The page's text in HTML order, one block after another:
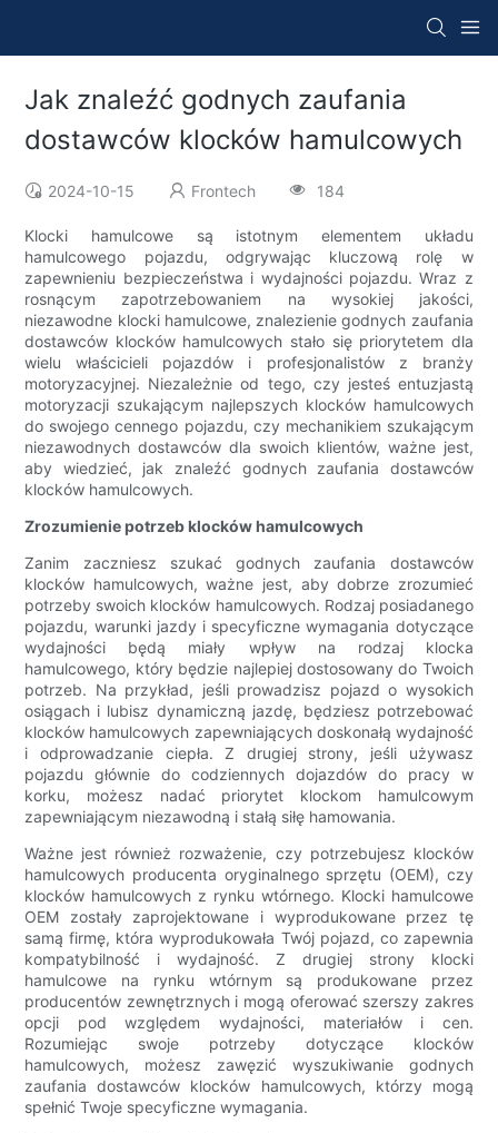
Jak znaleźć godnych zaufania
dostawców klocków hamulcowych
2024-10-15 Frontech 184
Klocki hamulcowe są istotnym elementem układu
hamulcowego pojazdu, odgrywając kluczową rolę w
zapewnieniu bezpieczeństwa i wydajności pojazdu. Wraz z
rosnącym zapotrzebowaniem na wysokiej jakości,
niezawodne klocki hamulcowe, znalezienie godnych zaufania
dostawców klocków hamulcowych stało się priorytetem dla
wielu właścicieli pojazdów i profesjonalistów z branży
motoryzacyjnej. Niezależnie od tego, czy jesteś entuzjastą
motoryzacji szukającym najlepszych klocków hamulcowych
do swojego cennego pojazdu, czy mechanikiem szukającym
niezawodnych dostawców dla swoich klientów, ważne jest,
aby wiedzieć, jak znaleźć godnych zaufania dostawców
klocków hamulcowych.
Zrozumienie potrzeb klocków hamulcowych
Zanim zaczniesz szukać godnych zaufania dostawców
klocków hamulcowych, ważne jest, aby dobrze zrozumieć
potrzeby swoich klocków hamulcowych. Rodzaj posiadanego
pojazdu, warunki jazdy i specyficzne wymagania dotyczące
wydajności będą miały wpływ na rodzaj klocka
hamulcowego, który będzie najlepiej dostosowany do Twoich
potrzeb. Na przykład, jeśli prowadzisz pojazd o wysokich
osiągach i lubisz dynamiczną jazdę, będziesz potrzebować
klocków hamulcowych zapewniających doskonałą wydajność
i odprowadzanie ciepła. Z drugiej strony, jeśli używasz
pojazdu głównie do codziennych dojazdów do pracy w
korku, możesz nadać priorytet klockom hamulcowym
zapewniającym niezawodną i stałą siłę hamowania.
Ważne jest również rozważenie, czy potrzebujesz klocków
hamulcowych producenta oryginalnego sprzętu (OEM), czy
klocków hamulcowych z rynku wtórnego. Klocki hamulcowe
OEM zostały zaprojektowane i wyprodukowane przez tę
samą firmę, która wyprodukowała Twój pojazd, co zapewnia
kompatybilność i wydajność. Z drugiej strony klocki
hamulcowe na rynku wtórnym są produkowane przez
producentów zewnętrznych i mogą oferować szerszy zakres
opcji pod względem wydajności, materiałów i cen.
Rozumiejąc swoje potrzeby dotyczące klocków
hamulcowych, możesz zawęzić wyszukiwanie godnych
zaufania dostawców klocków hamulcowych, którzy mogą
spełnić Twoje specyficzne wymagania.